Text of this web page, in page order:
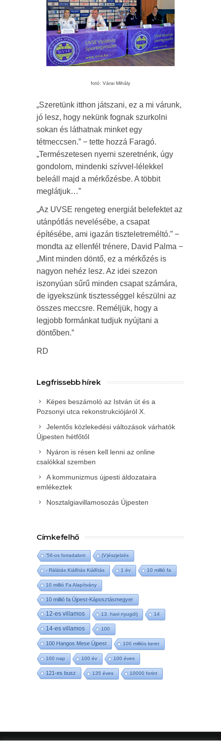
fotó: Várai Mihály
„Szeretünk itthon játszani, ez a mi várunk,
jó lesz, hogy nekünk fognak szurkolni
sokan és láthatnak minket egy
tétmeccsen.” − tette hozzá Faragó.
„Természetesen nyerni szeretnénk, úgy
gondolom, mindenki szívvel-lélekkel
beleáll majd a mérkőzésbe. A többit
meglátjuk…”
„Az UVSE rengeteg energiát belefektet az
utánpótlás nevelésébe, a csapat
építésébe, ami igazán tiszteletreméltó.” −
mondta az ellenfél trénere, David Palma −
„Mint minden döntő, ez a mérkőzés is
nagyon nehéz lesz. Az idei szezon
iszonyúan sűrű minden csapat számára,
de igyekszünk tisztességgel készülni az
összes meccsre. Reméljük, hogy a
legjobb formánkat tudjuk nyújtani a
döntőben.”
RD
Legfrissebb hírek
Képes beszámoló az István út és a
Pozsonyi utca rekonstrukciójáról X.
Jelentős közlekedési változások várhatók
Újpesten hétfőtől
Nyáron is résen kell lenni az online
csalókkal szemben
A kommunizmus újpesti áldozataira
emlékeztek
Nosztalgiavillamosozás Újpesten
Címkefelhő
'56-os forradalom (V)észjelzés
- Rálátás Kiállítás Kiállítás 1 év 10 millió fa
10 millió Fa Alapítvány
10 millió fa Újpest-Káposztásmegyer
12-es villamos 13. havi nyugdíj 14
14-es villamos 100
100 Hangos Mese Újpest 100 milliós keret
100 nap 100 év 100 éves
121-es busz 135 éves 10000 forint